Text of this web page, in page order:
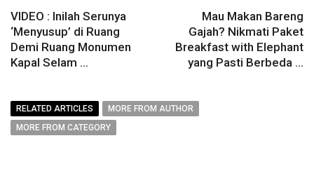
VIDEO : Inilah Serunya
‘Menyusup’ di Ruang
Demi Ruang Monumen
Kapal Selam ...
Mau Makan Bareng
Gajah? Nikmati Paket
Breakfast with Elephant
yang Pasti Berbeda ...
RELATED ARTICLES
MORE FROM AUTHOR
MORE FROM CATEGORY